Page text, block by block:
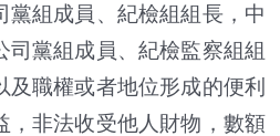
黨組成員、紀檢組組長，中
司黨組成員、紀檢監察組組
職權或者地位形成的便利
，非法收受他人財物，數額